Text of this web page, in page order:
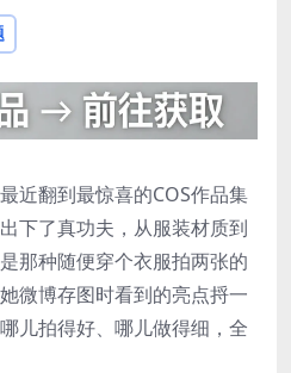
近翻到最惊喜的COS作品集
下了真功夫，从服装材质到
那种随便穿个衣服拍两张的
微博存图时看到的亮点捋一
儿拍得好、哪儿做得细，全